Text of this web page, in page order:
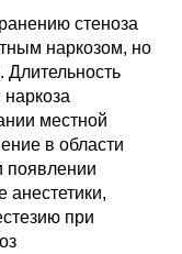
стеноза
наркозом, но
Длительность
местной
в области
появлении
анестетики,
при